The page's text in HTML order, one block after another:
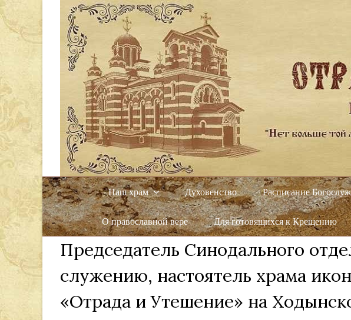
Наш храм Духовенство Расписание
О православной вере Для готовящихся к Крещению
Председатель Cинодального
служению, настоятель храма
«Отрада и Утешение» на